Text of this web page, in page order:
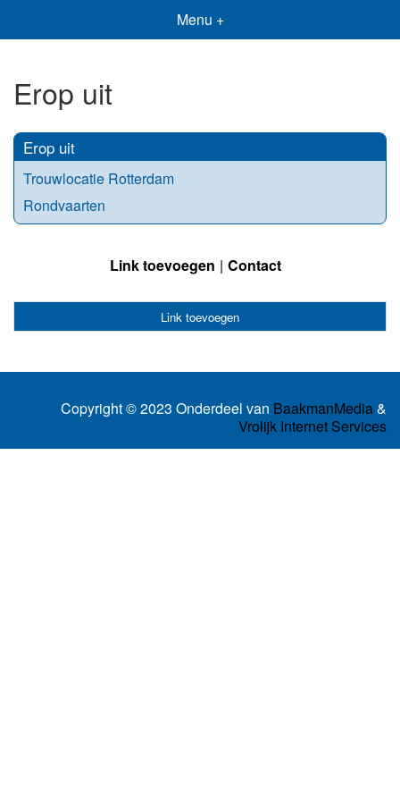
Menu +
Erop uit
Erop uit
Trouwlocatie Rotterdam
Rondvaarten
Link toevoegen Contact
Link toevoegen
Copyright © 2023 Onderdeel van BaakmanMedia&
Vrolijk Internet Services